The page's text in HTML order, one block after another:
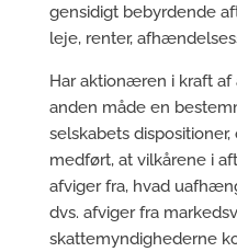
gensidigt bebyrdende
leje, renter,
Har aktionæren i kraft
anden måde en
selskabets
medført, at vilkårene i
afviger fra, hvad
dvs. afviger fra
skattemyndighederne